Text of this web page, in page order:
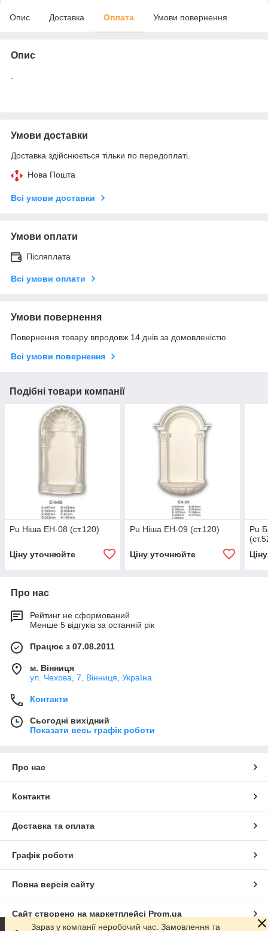
Опис Доставка Оплата Умови повернення
Опис
Умови доставки
Доставка здійснюється тільки по передоплаті.
Нова Пошта
Всі умови доставки
Умови оплати
Післяплата
Всі умови оплати
Умови повернення
Повернення товару впродовж 14 днів за домовленістю
Всі умови повернення
Подібні товари компанії
Pu Ніша EH-08 (ст.120)
Ціну уточнюйте
Pu Ніша EH-09 (ст.120)
Ціну уточнюйте
Pu
Про нас
Рейтинг не сформований
Менше 5 відгуків за останній рік
Працює з 07.08.2011
м. Вінниця
ул. Чехова, 7, Вінниця, Україна
Контакти
Сьогодні вихідний
Показати весь графік роботи
Про нас
Контакти
Доставка та оплата
Графік роботи
Повна версія сайту
Сайт створено на маркетплейсі Prom.ua
Зараз у компанії неробочий час. Замовлення та